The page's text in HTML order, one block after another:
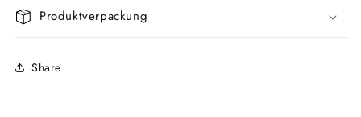
Produktverpackung
Share